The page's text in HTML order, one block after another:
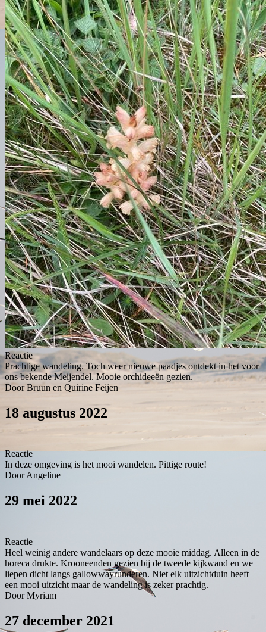
Reactie
Prachtige wandeling. Toch weer nieuwe paadjes ontdekt in het voor
ons bekende Meijendel. Mooie orchideeën gezien.
Door Bruun en Quirine Feijen
18 augustus 2022
Reactie
In deze omgeving is het mooi wandelen. Pittige route!
Door Angeline
29 mei 2022
Reactie
Heel weinig andere wandelaars op deze mooie middag. Alleen in de
horeca drukte. Krooneenden gezien bij de tweede kijkwand en we
liepen dicht langs gallowwayrunderen. Niet elk uitzichtduin heeft
een mooi uitzicht maar de wandeling is zeker prachtig.
Door Myriam
27 december 2021